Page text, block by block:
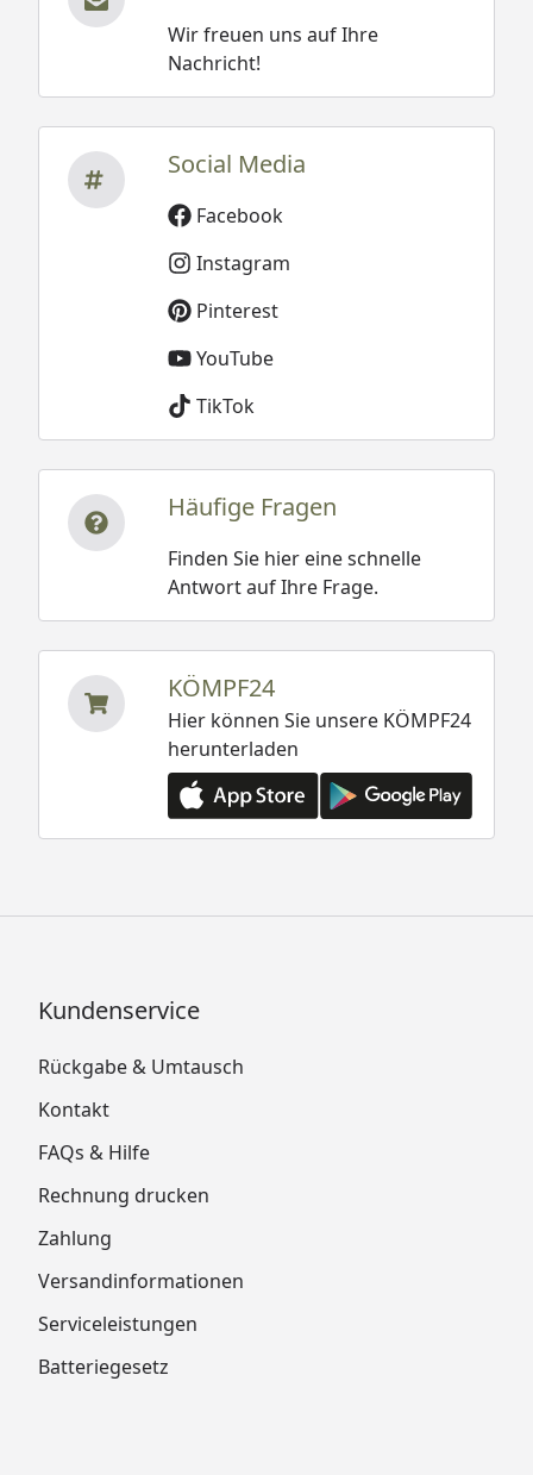
Wir freuen uns auf Ihre
Nachricht!
Social Media
Facebook
Instagram
Pinterest
YouTube
TikTok
Häufige Fragen
Finden Sie hier eine schnelle
Antwort auf Ihre Frage.
KÖMPF24
Hier können Sie unsere KÖMPF24
herunterladen
Kundenservice
Rückgabe & Umtausch
Kontakt
FAQs & Hilfe
Rechnung drucken
Zahlung
Versandinformationen
Serviceleistungen
Batteriegesetz